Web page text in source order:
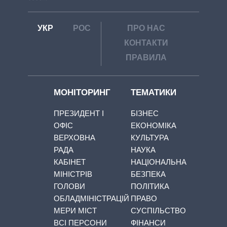
УКР РОС
ПРО НАС
КОНТАКТИ
ПРАВИЛА
МОНІТОРИНГ
ПРЕЗИДЕНТ І
ОФІС
ВЕРХОВНА
РАДА
КАБІНЕТ
МІНІСТРІВ
ГОЛОВИ
ОБЛАДМІНІСТРАЦІЙ
МЕРИ МІСТ
ВСІ ПЕРСОНИ
ТЕМАТИКИ
БІЗНЕС
ЕКОНОМІКА
КУЛЬТУРА
НАУКА
НАЦІОНАЛЬНА
БЕЗПЕКА
ПОЛІТИКА
ПРАВО
СУСПІЛЬСТВО
ФІНАНСИ